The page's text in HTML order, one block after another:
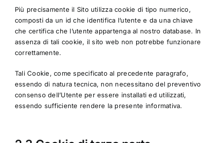
Più precisamente il Sito utilizza cookie di tipo numerico,
composti da un id che identifica l’utente e da una chiave
che certifica che l’utente appartenga al nostro database. In
assenza di tali cookie, il sito web non potrebbe funzionare
correttamente.
Tali Cookie, come specificato al precedente paragrafo,
essendo di natura tecnica, non necessitano del preventivo
consenso dell’Utente per essere installati ed utilizzati,
essendo sufficiente rendere la presente informativa.